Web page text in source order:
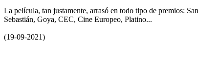
La película, tan justamente, arrasó en todo tipo de premios: San
Sebastián, Goya, CEC, Cine Europeo, Platino...
(19-09-2021)